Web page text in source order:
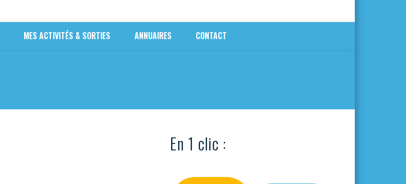
MES ACTIVITÉS & SORTIES ANNUAIRES CONTACT
En 1 clic :